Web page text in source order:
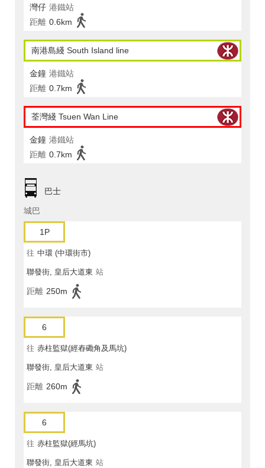
灣仔 港鐵站
距離 0.6km
南港島綫 South Island line
金鐘 港鐵站
距離 0.7km
荃灣綫 Tsuen Wan Line
金鐘 港鐵站
距離 0.7km
巴士
城巴
1P
往 中環 (中環街市)
聯發街, 皇后大道東 站
距離 250m
6
往 赤柱監獄(經舂磡角及馬坑)
聯發街, 皇后大道東 站
距離 260m
6
往 赤柱監獄(經馬坑)
聯發街, 皇后大道東 站